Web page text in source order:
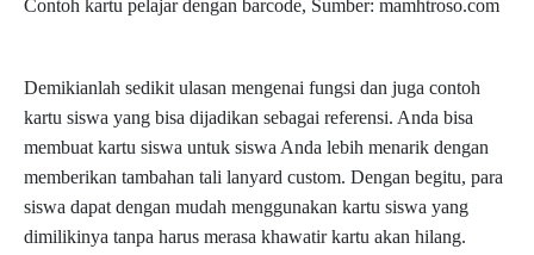
Demikianlah sedikit ulasan mengenai fungsi dan juga contoh
kartu siswa yang bisa dijadikan sebagai referensi. Anda bisa
membuat kartu siswa untuk siswa Anda lebih menarik dengan
memberikan tambahan tali lanyard custom. Dengan begitu, para
siswa dapat dengan mudah menggunakan kartu siswa yang
dimilikinya tanpa harus merasa khawatir kartu akan hilang.